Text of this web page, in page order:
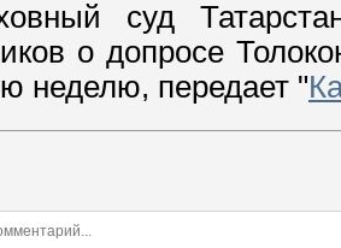
суд
о допросе
неделю, передает "